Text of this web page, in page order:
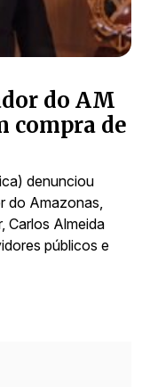
do AM
compra de
denunciou
do Amazonas,
Carlos Almeida
públicos e